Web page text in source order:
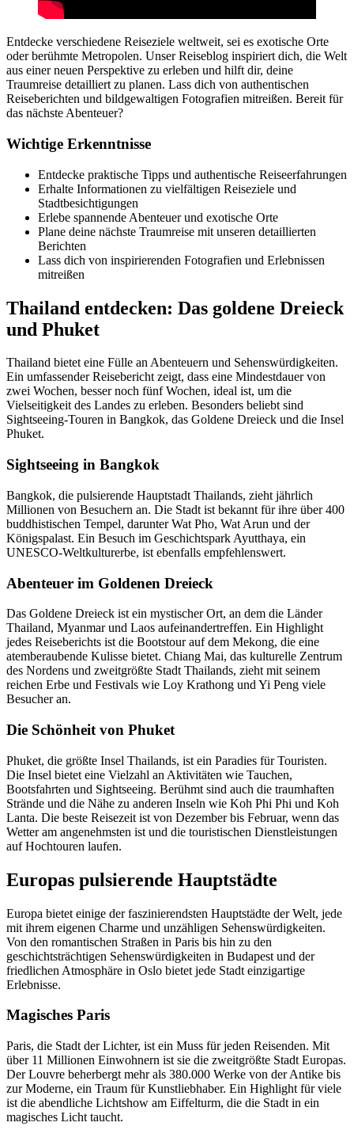
Entdecke verschiedene Reiseziele weltweit, sei es exotische Orte
oder berühmte Metropolen. Unser Reiseblog inspiriert dich, die Welt
aus einer neuen Perspektive zu erleben und hilft dir, deine
Traumreise detailliert zu planen. Lass dich von authentischen
Reiseberichten und bildgewaltigen Fotografien mitreißen. Bereit für
das nächste Abenteuer?
Wichtige Erkenntnisse
Entdecke praktische Tipps und authentische Reiseerfahrungen
Erhalte Informationen zu vielfältigen Reiseziele und
Stadtbesichtigungen
Erlebe spannende Abenteuer und exotische Orte
Plane deine nächste Traumreise mit unseren detaillierten
Berichten
Lass dich von inspirierenden Fotografien und Erlebnissen
mitreißen
Thailand entdecken: Das goldene Dreieck
und Phuket
Thailand bietet eine Fülle an Abenteuern und Sehenswürdigkeiten.
Ein umfassender Reisebericht zeigt, dass eine Mindestdauer von
zwei Wochen, besser noch fünf Wochen, ideal ist, um die
Vielseitigkeit des Landes zu erleben. Besonders beliebt sind
Sightseeing-Touren in Bangkok, das Goldene Dreieck und die Insel
Phuket.
Sightseeing in Bangkok
Bangkok, die pulsierende Hauptstadt Thailands, zieht jährlich
Millionen von Besuchern an. Die Stadt ist bekannt für ihre über 400
buddhistischen Tempel, darunter Wat Pho, Wat Arun und der
Königspalast. Ein Besuch im Geschichtspark Ayutthaya, ein
UNESCO-Weltkulturerbe, ist ebenfalls empfehlenswert.
Abenteuer im Goldenen Dreieck
Das Goldene Dreieck ist ein mystischer Ort, an dem die Länder
Thailand, Myanmar und Laos aufeinandertreffen. Ein Highlight
jedes Reiseberichts ist die Bootstour auf dem Mekong, die eine
atemberaubende Kulisse bietet. Chiang Mai, das kulturelle Zentrum
des Nordens und zweitgrößte Stadt Thailands, zieht mit seinem
reichen Erbe und Festivals wie Loy Krathong und Yi Peng viele
Besucher an.
Die Schönheit von Phuket
Phuket, die größte Insel Thailands, ist ein Paradies für Touristen.
Die Insel bietet eine Vielzahl an Aktivitäten wie Tauchen,
Bootsfahrten und Sightseeing. Berühmt sind auch die traumhaften
Strände und die Nähe zu anderen Inseln wie Koh Phi Phi und Koh
Lanta. Die beste Reisezeit ist von Dezember bis Februar, wenn das
Wetter am angenehmsten ist und die touristischen Dienstleistungen
auf Hochtouren laufen.
Europas pulsierende Hauptstädte
Europa bietet einige der faszinierendsten Hauptstädte der Welt, jede
mit ihrem eigenen Charme und unzähligen Sehenswürdigkeiten.
Von den romantischen Straßen in Paris bis hin zu den
geschichtsträchtigen Sehenswürdigkeiten in Budapest und der
friedlichen Atmosphäre in Oslo bietet jede Stadt einzigartige
Erlebnisse.
Magisches Paris
Paris, die Stadt der Lichter, ist ein Muss für jeden Reisenden. Mit
über 11 Millionen Einwohnern ist sie die zweitgrößte Stadt Europas.
Der Louvre beherbergt mehr als 380.000 Werke von der Antike bis
zur Moderne, ein Traum für Kunstliebhaber. Ein Highlight für viele
ist die abendliche Lichtshow am Eiffelturm, die die Stadt in ein
magisches Licht taucht.